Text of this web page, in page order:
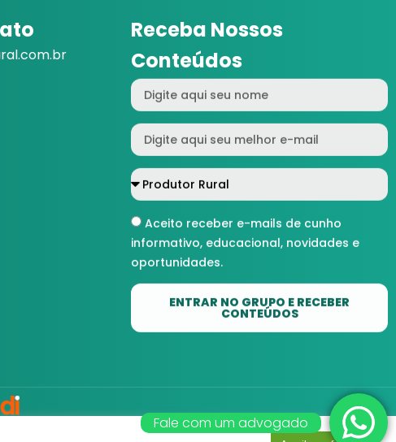
Receba Nossos
Conteúdos
Aceito receber e-mails de cunho
informativo, educacional, novidades e
oportunidades.
ENTRAR NO GRUPO E RECEBER
CONTEÚDOS
Fale com um advogado